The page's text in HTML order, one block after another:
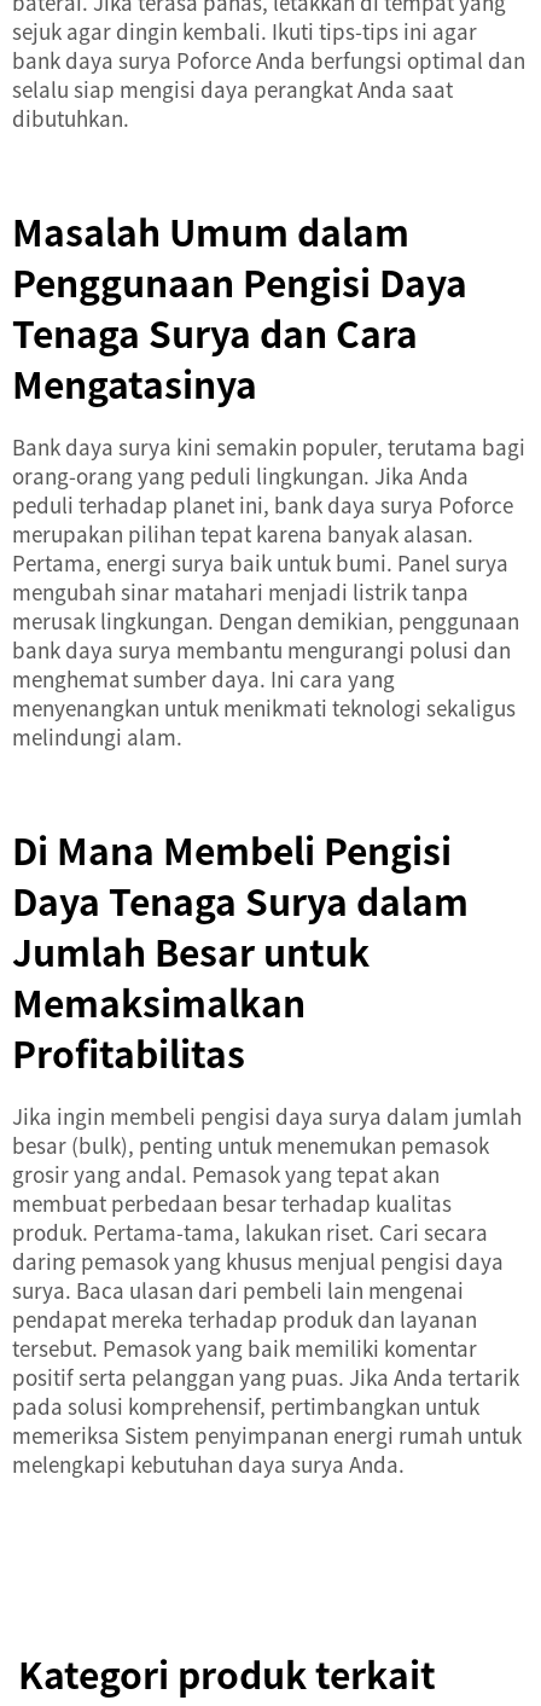
sejuk agar dingin kembali. Ikuti tips-tips ini agar
bank daya surya Poforce Anda berfungsi optimal dan
selalu siap mengisi daya perangkat Anda saat
dibutuhkan.
Masalah Umum dalam
Penggunaan Pengisi Daya
Tenaga Surya dan Cara
Mengatasinya
Bank daya surya kini semakin populer, terutama bagi
orang-orang yang peduli lingkungan. Jika Anda
peduli terhadap planet ini, bank daya surya Poforce
merupakan pilihan tepat karena banyak alasan.
Pertama, energi surya baik untuk bumi. Panel surya
mengubah sinar matahari menjadi listrik tanpa
merusak lingkungan. Dengan demikian, penggunaan
bank daya surya membantu mengurangi polusi dan
menghemat sumber daya. Ini cara yang
menyenangkan untuk menikmati teknologi sekaligus
melindungi alam.
Di Mana Membeli Pengisi
Daya Tenaga Surya dalam
Jumlah Besar untuk
Memaksimalkan
Profitabilitas
Jika ingin membeli pengisi daya surya dalam jumlah
besar (bulk), penting untuk menemukan pemasok
grosir yang andal. Pemasok yang tepat akan
membuat perbedaan besar terhadap kualitas
produk. Pertama-tama, lakukan riset. Cari secara
daring pemasok yang khusus menjual pengisi daya
surya. Baca ulasan dari pembeli lain mengenai
pendapat mereka terhadap produk dan layanan
tersebut. Pemasok yang baik memiliki komentar
positif serta pelanggan yang puas. Jika Anda tertarik
pada solusi komprehensif, pertimbangkan untuk
memeriksa Sistem penyimpanan energi rumah untuk
melengkapi kebutuhan daya surya Anda.
Kategori produk terkait